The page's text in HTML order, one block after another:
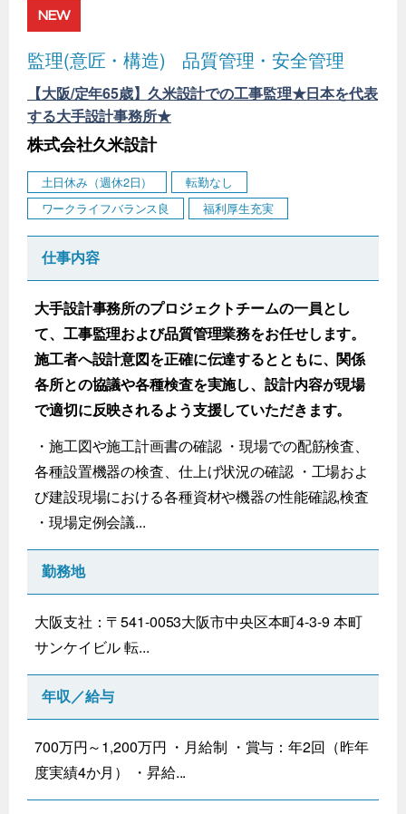
NEW
監理(意匠・構造) 品質管理・安全管理
【大阪/定年65歳】久米設計での工事監理★日本を代表
する大手設計事務所★
株式会社久米設計
土日休み（週休2日）
転勤なし
ワークライフバランス良
福利厚生充実
仕事内容
大手設計事務所のプロジェクトチームの一員とし
て、工事監理および品質管理業務をお任せします。
施工者へ設計意図を正確に伝達するとともに、関係
各所との協議や各種検査を実施し、設計内容が現場
で適切に反映されるよう支援していただきます。
・施工図や施工計画書の確認 ・現場での配筋検査、
各種設置機器の検査、仕上げ状況の確認 ・工場およ
び建設現場における各種資材や機器の性能確認,検査
・現場定例会議...
勤務地
大阪支社：〒541-0053大阪市中央区本町4-3-9 本町
サンケイビル 転...
年収／給与
700万円～1,200万円 ・月給制 ・賞与：年2回（昨年
度実績4か月） ・昇給...